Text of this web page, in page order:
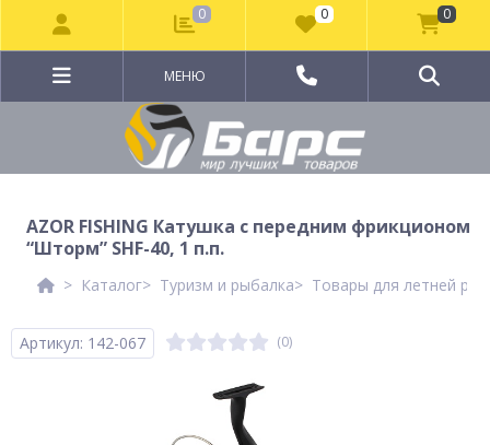
МЕНЮ
AZOR FISHING Катушка с передним фрикционом
“Шторм” SHF-40, 1 п.п.
Каталог Туризм и рыбалка Товары для летней
Артикул: 142-067 (0)
0 0 0